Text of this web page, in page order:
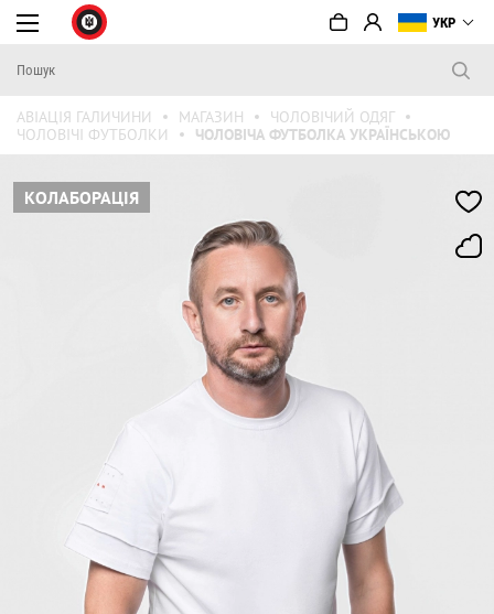
УКР
АВІАЦІЯ ГАЛИЧИНИ МАГАЗИН
ЧОЛОВІЧИЙ ОДЯГ
ЧОЛОВІЧІ ФУТБОЛКИ
ЧОЛОВІЧА ФУТБОЛКА УКРАЇНСЬКОЮ
КОЛАБОРАЦІЯ